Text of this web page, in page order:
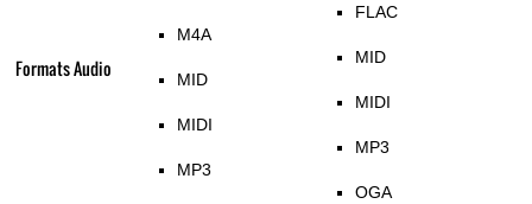
Formats Audio
M4A
MID
MIDI
MP3
FLAC
MID
MIDI
MP3
OGA